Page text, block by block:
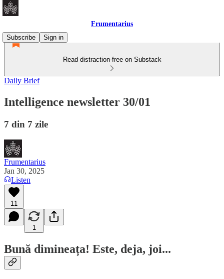
Frumentarius
Subscribe
Sign in
Read distraction-free on Substack
Daily Brief
Intelligence newsletter 30/01
7 din 7 zile
Frumentarius
Jan 30, 2025
Listen
11
1
Bună dimineața! Este, deja, joi...